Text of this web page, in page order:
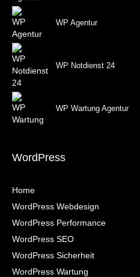
WP Agentur
WP Notdienst 24
WP Wartung Agentur
WordPress
Home
WordPress Webdesign
WordPress Performance
WordPress SEO
WordPress Sicherheit
WordPress Wartung